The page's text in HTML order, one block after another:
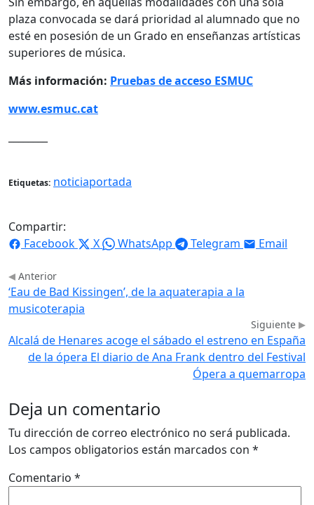
plaza convocada se dará prioridad al alumnado que no
esté en posesión de un Grado en enseñanzas artísticas
superiores de música.
Más información: Pruebas de acceso ESMUC
www.esmuc.cat
Etiquetas: noticiaportada
Compartir:
Facebook
X WhatsApp Telegram Email
Anterior
‘Eau de Bad Kissingen’, de la aquaterapia a la
musicoterapia
Siguiente
Alcalá de Henares acoge el sábado el estreno en España
de la ópera El diario de Ana Frank dentro del Festival
Ópera a quemarropa
Deja un comentario
Tu dirección de correo electrónico no será publicada.
Los campos obligatorios están marcados con *
Comentario *